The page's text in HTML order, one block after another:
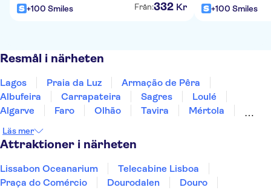
+100 Smiles Från:332 Kr +100 Smiles
Resmål i närheten
Lagos Praia da Luz
Armação de Pêra
Albufeira
Carrapateira Sagres
Loulé
Algarve
Faro Olhão Tavira
Mértola
Läs mer
Attraktioner i närheten
Lissabon Oceanarium
Telecabine Lisboa
Praça do Comércio
Dourodalen
Douro